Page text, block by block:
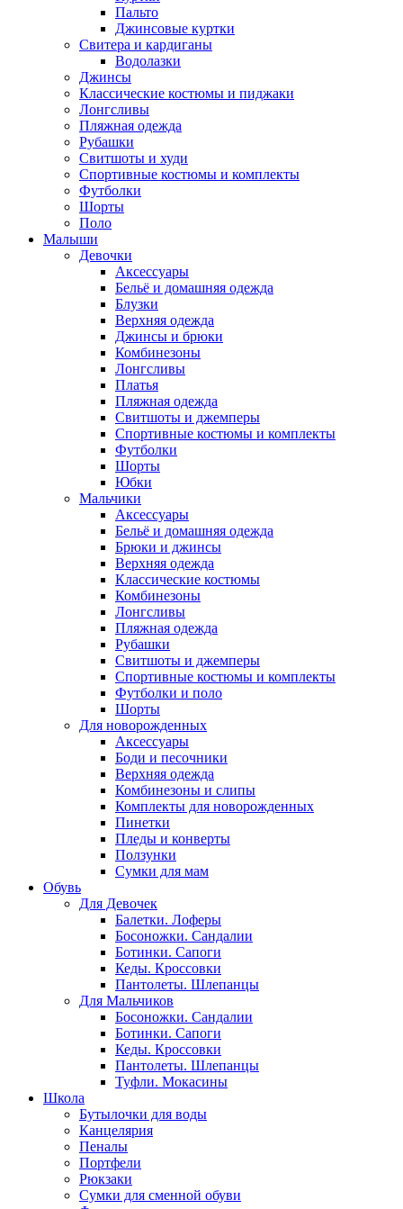
Пальто
Джинсовые куртки
Свитера и кардиганы
Водолазки
Джинсы
Классические костюмы и пиджаки
Лонгсливы
Пляжная одежда
Рубашки
Свитшоты и худи
Спортивные костюмы и комплекты
Футболки
Шорты
Поло
Малыши
Девочки
Аксессуары
Бельё и домашняя одежда
Блузки
Верхняя одежда
Джинсы и брюки
Комбинезоны
Лонгсливы
Платья
Пляжная одежда
Свитшоты и джемперы
Спортивные костюмы и комплекты
Футболки
Шорты
Юбки
Мальчики
Аксессуары
Бельё и домашняя одежда
Брюки и джинсы
Верхняя одежда
Классические костюмы
Комбинезоны
Лонгсливы
Пляжная одежда
Рубашки
Свитшоты и джемперы
Спортивные костюмы и комплекты
Футболки и поло
Шорты
Для новорожденных
Аксессуары
Боди и песочники
Верхняя одежда
Комбинезоны и слипы
Комплекты для новорожденных
Пинетки
Пледы и конверты
Ползунки
Сумки для мам
Обувь
Для Девочек
Балетки. Лоферы
Босоножки. Сандалии
Ботинки. Сапоги
Кеды. Кроссовки
Пантолеты. Шлепанцы
Для Мальчиков
Босоножки. Сандалии
Ботинки. Сапоги
Кеды. Кроссовки
Пантолеты. Шлепанцы
Туфли. Мокасины
Школа
Бутылочки для воды
Канцелярия
Пеналы
Портфели
Рюкзаки
Сумки для сменной обуви